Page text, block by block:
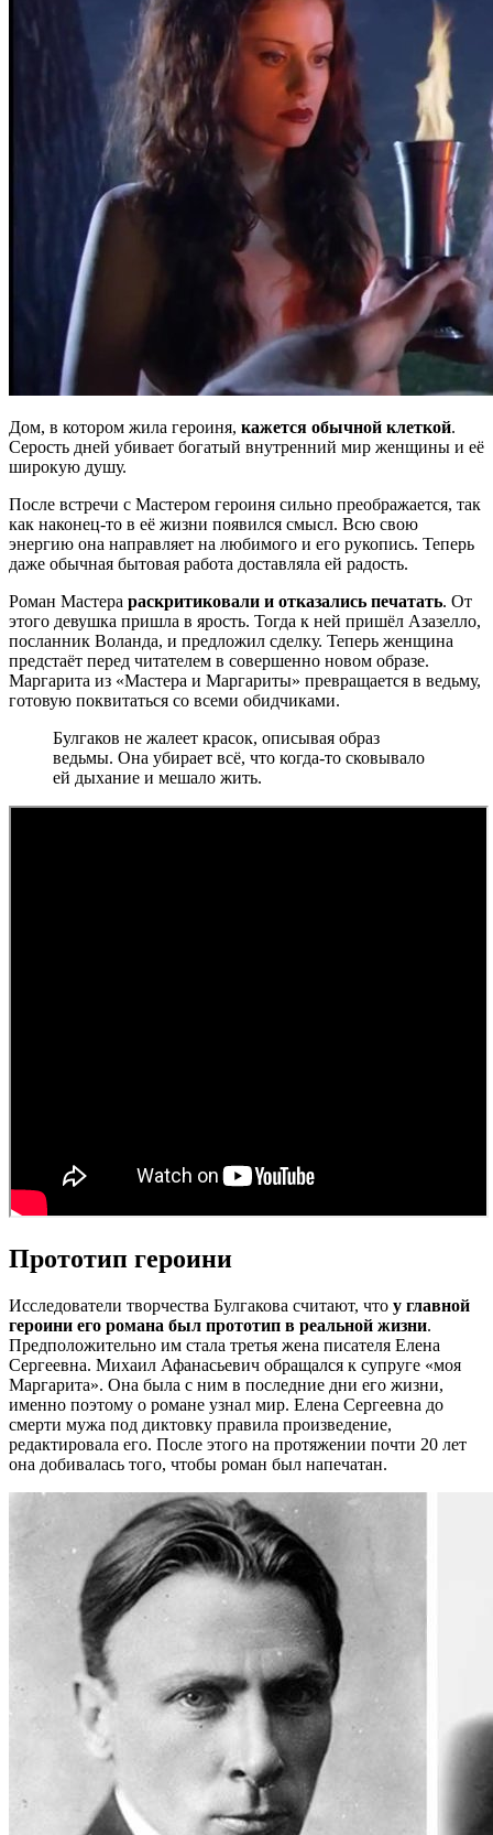
Дом, в котором жила героиня, кажется обычной клеткой.
Серость дней убивает богатый внутренний мир женщины и её
широкую душу.
После встречи с Мастером героиня сильно преображается, так
как наконец-то в её жизни появился смысл. Всю свою
энергию она направляет на любимого и его рукопись. Теперь
даже обычная бытовая работа доставляла ей радость.
Роман Мастера раскритиковали и отказались печатать. От
этого девушка пришла в ярость. Тогда к ней пришёл Азазелло,
посланник Воланда, и предложил сделку. Теперь женщина
предстаёт перед читателем в совершенно новом образе.
Маргарита из «Мастера и Маргариты» превращается в ведьму,
готовую поквитаться со всеми обидчиками.
Булгаков не жалеет красок, описывая образ
ведьмы. Она убирает всё, что когда-то сковывало
ей дыхание и мешало жить.
Прототип героини
Исследователи творчества Булгакова считают, что у главной
героини его романа был прототип в реальной жизни.
Предположительно им стала третья жена писателя Елена
Сергеевна. Михаил Афанасьевич обращался к супруге «моя
Маргарита». Она была с ним в последние дни его жизни,
именно поэтому о романе узнал мир. Елена Сергеевна до
смерти мужа под диктовку правила произведение,
редактировала его. После этого на протяжении почти 20 лет
она добивалась того, чтобы роман был напечатан.